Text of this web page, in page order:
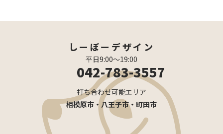
しーぼーデザイン
平日9:00〜19:00
042-783-3557
打ち合わせ可能エリア
相模原市・八王子市・町田市